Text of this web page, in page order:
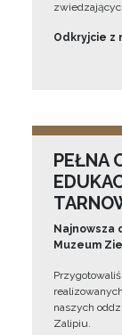
Odkryjcie z
PEŁNA
Najnowsza
Muzeum
naszych
Zalipiu.